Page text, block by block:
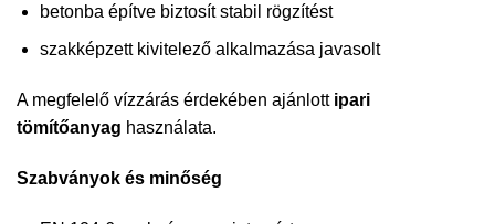
betonba építve biztosít stabil rögzítést
szakképzett kivitelező alkalmazása javasolt
A megfelelő vízzárás érdekében ajánlott ipari
tömítőanyag használata.
Szabványok és minőség